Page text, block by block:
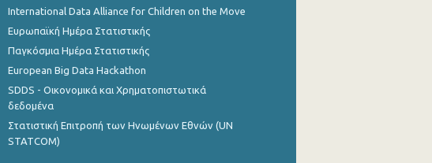
International Data Alliance for Children on the Move
Ευρωπαϊκή Ημέρα Στατιστικής
Παγκόσμια Ημέρα Στατιστικής
European Big Data Hackathon
SDDS - Οικονομικά και Χρηματοπιστωτικά
δεδομένα
Στατιστική Επιτροπή των Ηνωμένων Εθνών (UN
STATCOM)